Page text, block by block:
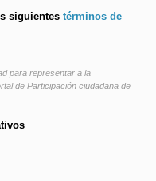
siguientes términos de
para representar a la
de Participación ciudadana de